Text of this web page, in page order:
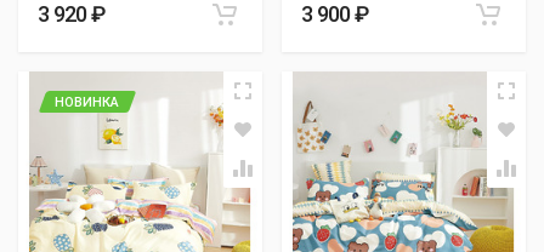
3 920 ₽ 3 900 ₽
НОВИНКА